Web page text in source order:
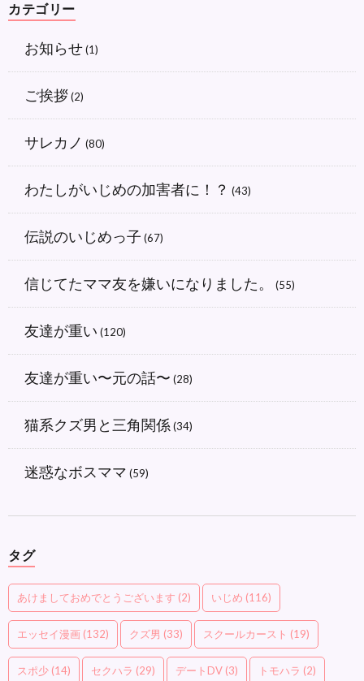
カテゴリー
お知らせ(1)
ご挨拶(2)
サレカノ (80)
わたしがいじめの加害者に！？ (43)
伝説のいじめっ子 (67)
信じてたママ友を嫌いになりました。 (55)
友達が重い (120)
友達が重い〜元の話〜 (28)
猫系クズ男と三角関係 (34)
迷惑なボスママ (59)
タグ
あけましておめでとうございます (2) いじめ (116)
エッセイ漫画 (132) クズ男 (33) スクールカースト (19)
スポ少 (14) セクハラ (29) デートDV (3) トモハラ (2)